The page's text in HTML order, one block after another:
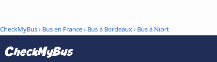
CheckMyBus› Bus en France› Bus à Bordeaux› Bus à Niort